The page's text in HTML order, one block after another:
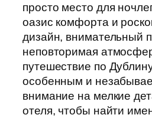
просто место для
оазис комфорта и
дизайн, внимательный
неповторимая
путешествие по
особенным и
внимание на мелкие
отеля, чтобы найти